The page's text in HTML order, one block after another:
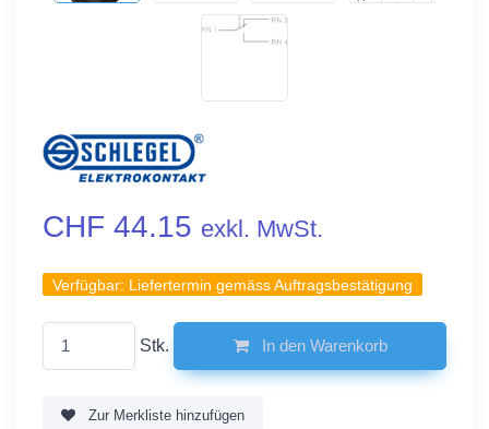
CHF 44.15 exkl. MwSt.
Verfügbar: Liefertermin gemäss Auftragsbestätigung
Stk. In den Warenkorb
Zur Merkliste hinzufügen